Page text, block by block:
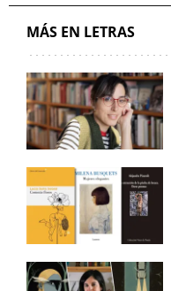
MÁS EN LETRAS